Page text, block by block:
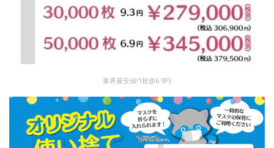
業界最安値!1枚@6.9円